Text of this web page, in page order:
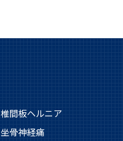
椎間板ヘルニア
坐骨神経痛